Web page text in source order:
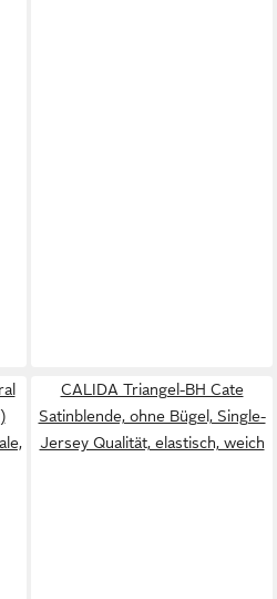
CALIDA Triangel-BH Cate
Satinblende, ohne Bügel, Single-
Jersey Qualität, elastisch, weich